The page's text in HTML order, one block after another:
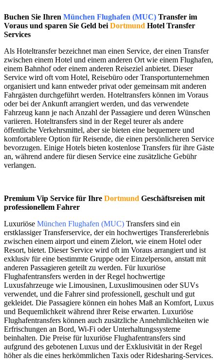
Buchen Sie Ihren München Flughafen (MUC) Transfer im
Voraus und sparen Sie Geld bei Dortmund Hotel Transfer
Services
Als Hoteltransfer bezeichnet man einen Service, der einen Transfer
zwischen einem Hotel und einem anderen Ort wie einem Flughafen,
einem Bahnhof oder einem anderen Reiseziel anbietet. Dieser
Service wird oft vom Hotel, Reisebüro oder Transportunternehmen
organisiert und kann entweder privat oder gemeinsam mit anderen
Fahrgästen durchgeführt werden. Hoteltransfers können im Voraus
oder bei der Ankunft arrangiert werden, und das verwendete
Fahrzeug kann je nach Anzahl der Passagiere und deren Wünschen
variieren. Hoteltransfers sind in der Regel teurer als andere
öffentliche Verkehrsmittel, aber sie bieten eine bequemere und
komfortablere Option für Reisende, die einen persönlicheren Service
bevorzugen. Einige Hotels bieten kostenlose Transfers für ihre Gäste
an, während andere für diesen Service eine zusätzliche Gebühr
verlangen.
Premium Vip Service für Ihre Dortmund Geschäftsreisen mit
professionellem Fahrer
Luxuriöse München Flughafen (MUC) Transfers sind ein
erstklassiger Transferservice, der ein hochwertiges Transfererlebnis
zwischen einem airport und einem Zielort, wie einem Hotel oder
Resort, bietet. Dieser Service wird oft im Voraus arrangiert und ist
exklusiv für eine bestimmte Gruppe oder Einzelperson, anstatt mit
anderen Passagieren geteilt zu werden. Für luxuriöse
Flughafentransfers werden in der Regel hochwertige
Luxusfahrzeuge wie Limousinen, Luxuslimousinen oder SUVs
verwendet, und die Fahrer sind professionell, geschult und gut
gekleidet. Die Passagiere können ein hohes Maß an Komfort, Luxus
und Bequemlichkeit während ihrer Reise erwarten. Luxuriöse
Flughafentransfers können auch zusätzliche Annehmlichkeiten wie
Erfrischungen an Bord, Wi-Fi oder Unterhaltungssysteme
beinhalten. Die Preise für luxuriöse Flughafentransfers sind
aufgrund des gebotenen Luxus und der Exklusivität in der Regel
höher als die eines herkömmlichen Taxis oder Ridesharing-Services.